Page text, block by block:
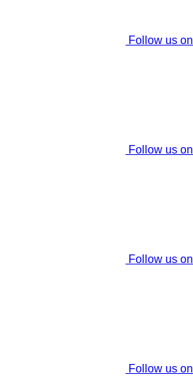
Follow us
Follow us
Follow us
Follow us